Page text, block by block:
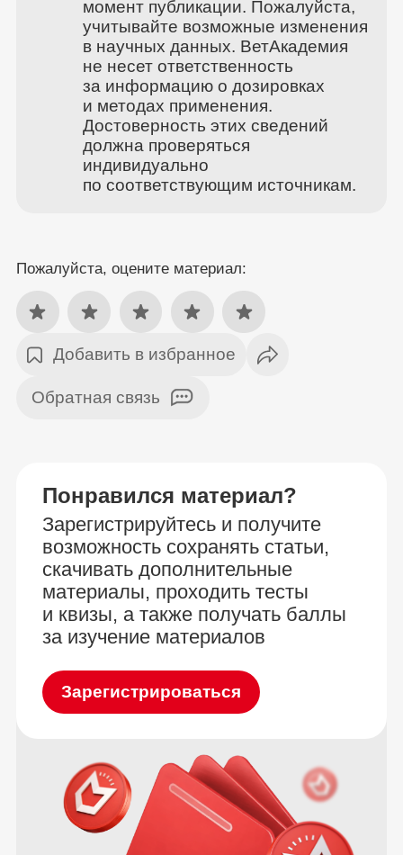
момент публикации. Пожалуйста,
учитывайте возможные изменения
в научных данных. ВетАкадемия
не несет ответственность
за информацию о дозировках
и методах применения.
Достоверность этих сведений
должна проверяться
индивидуально
по соответствующим источникам.
Пожалуйста, оцените материал:
Добавить в избранное
Обратная связь
Понравился материал?
Зарегистрируйтесь и получите
возможность сохранять статьи,
скачивать дополнительные
материалы, проходить тесты
и квизы, а также получать баллы
за изучение материалов
Зарегистрироваться